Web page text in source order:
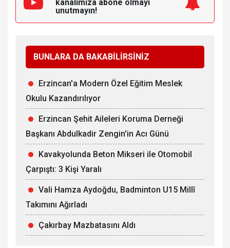
kanalımıza abone olmayı
unutmayın!
BUNLARA DA BAKABİLİRSİNİZ
Erzincan'a Modern Özel Eğitim Meslek
Okulu Kazandırılıyor
Erzincan Şehit Aileleri Koruma Derneği
Başkanı Abdulkadir Zengin'in Acı Günü
Kavakyolunda Beton Mikseri ile Otomobil
Çarpıştı: 3 Kişi Yaralı
Vali Hamza Aydoğdu, Badminton U15 Millî
Takımını Ağırladı
Çakırbay Mazbatasını Aldı